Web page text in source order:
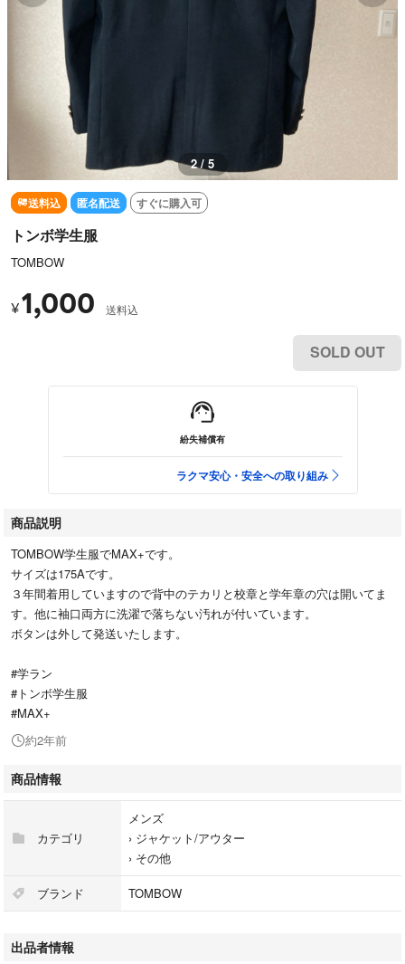
2 / 5
送料込 匿名配送 すぐに購入可
トンボ学生服
TOMBOW
¥1,000 送料込
SOLD OUT
紛失補償有
ラクマ安心・安全への取り組み
商品説明
TOMBOW学生服でMAX+です。
サイズは175Aです。
３年間着用していますので背中のテカリと校章と学年章の穴は開いてま
す。他に袖口両方に洗濯で落ちない汚れが付いています。
ボタンは外して発送いたします。
#学ラン
#トンボ学生服
#MAX+
約2年前
商品情報
カテゴリ
メンズ
› ジャケット/アウター
› その他
ブランド TOMBOW
出品者情報